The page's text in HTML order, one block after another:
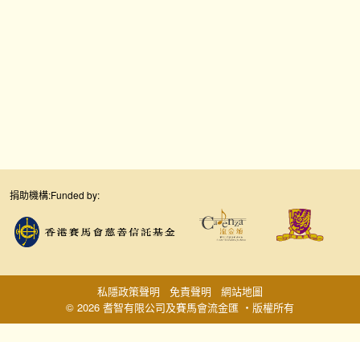
捐助機構:Funded by:
© 2026 耆智有限公司及賽馬會流金匯 ‧版權所有
私隱政策聲明 免責聲明 網站地圖